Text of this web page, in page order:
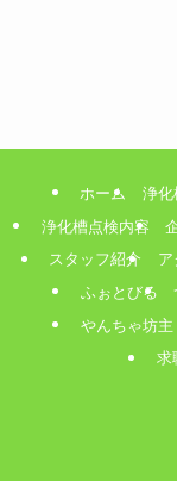
ホーム 浄化
浄化槽点検内容
スタッフ紹介
ふぉとびる
やんちゃ坊
求